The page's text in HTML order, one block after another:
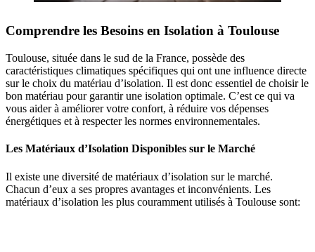
Comprendre les Besoins en Isolation à Toulouse
Toulouse, située dans le sud de la France, possède des
caractéristiques climatiques spécifiques qui ont une influence directe
sur le choix du matériau d’isolation. Il est donc essentiel de choisir le
bon matériau pour garantir une isolation optimale. C’est ce qui va
vous aider à améliorer votre confort, à réduire vos dépenses
énergétiques et à respecter les normes environnementales.
Les Matériaux d’Isolation Disponibles sur le Marché
Il existe une diversité de matériaux d’isolation sur le marché.
Chacun d’eux a ses propres avantages et inconvénients. Les
matériaux d’isolation les plus couramment utilisés à Toulouse sont: